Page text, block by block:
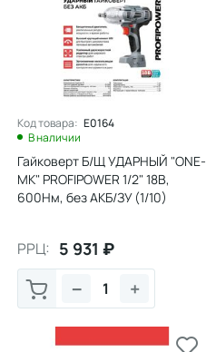
Код товара: E0164
В наличии
Гайковерт Б/Щ УДАРНЫЙ "ONE-
MK" PROFIPOWER 1/2" 18В,
600Нм, без АКБ/ЗУ (1/10)
РРЦ: 5 931 ₽
+
−